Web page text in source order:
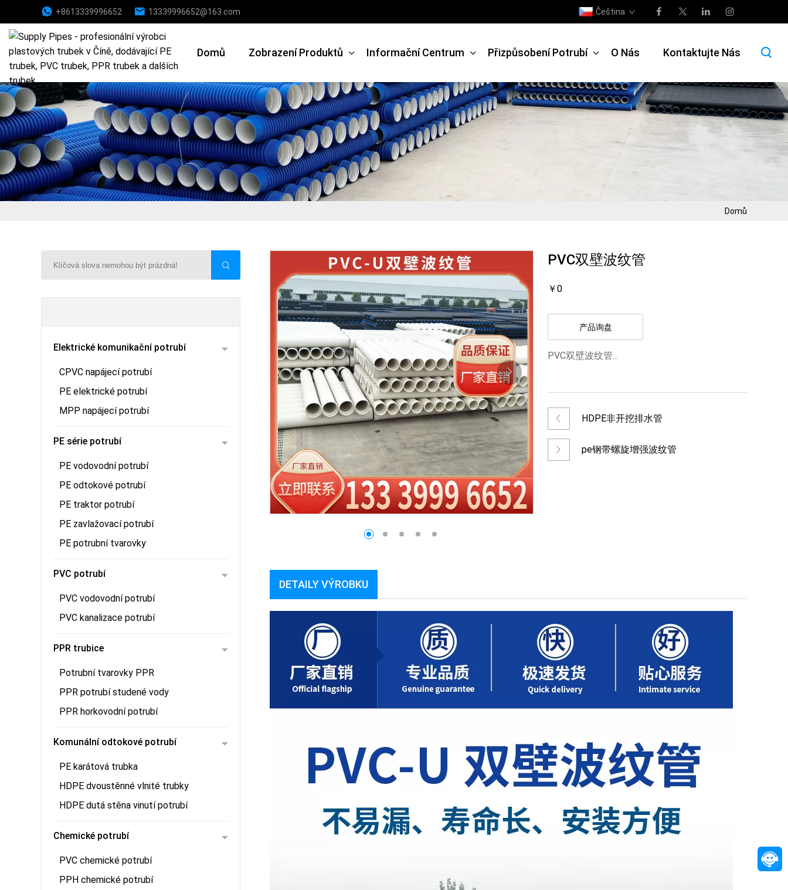
+8613339996652 13339996652@163.com Čeština
Domů Zobrazení Produktů Informační Centrum Přizpůsobení Potrubí O Nás Kontaktujte Nás
Domů
Elektrické komunikační potrubí
CPVC napájecí potrubí
PE elektrické potrubí
MPP napájecí potrubí
PE série potrubí
PE vodovodní potrubí
PE odtokové potrubí
PE traktor potrubí
PE zavlažovací potrubí
PE potrubní tvarovky
PVC potrubí
PVC vodovodní potrubí
PVC kanalizace potrubí
PPR trubice
Potrubní tvarovky PPR
PPR potrubí studené vody
PPR horkovodní potrubí
Komunální odtokové potrubí
PE karátová trubka
HDPE dvoustěnné vlnité trubky
HDPE dutá stěna vinutí potrubí
Chemické potrubí
PVC chemické potrubí
PPH chemické potrubí
PVC双壁波纹管
￥0
产品询盘
PVC双壁波纹管...
HDPE非开挖排水管
pe钢带螺旋增强波纹管
DETAILY VÝROBKU